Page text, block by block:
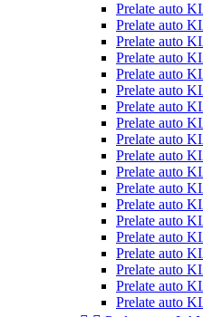
Prelate auto
Prelate auto
Prelate auto
Prelate auto
Prelate auto
Prelate auto
Prelate auto
Prelate auto
Prelate auto
Prelate auto
Prelate auto
Prelate auto
Prelate auto
Prelate auto
Prelate auto
Prelate auto
Prelate auto
Prelate auto
Prelate auto